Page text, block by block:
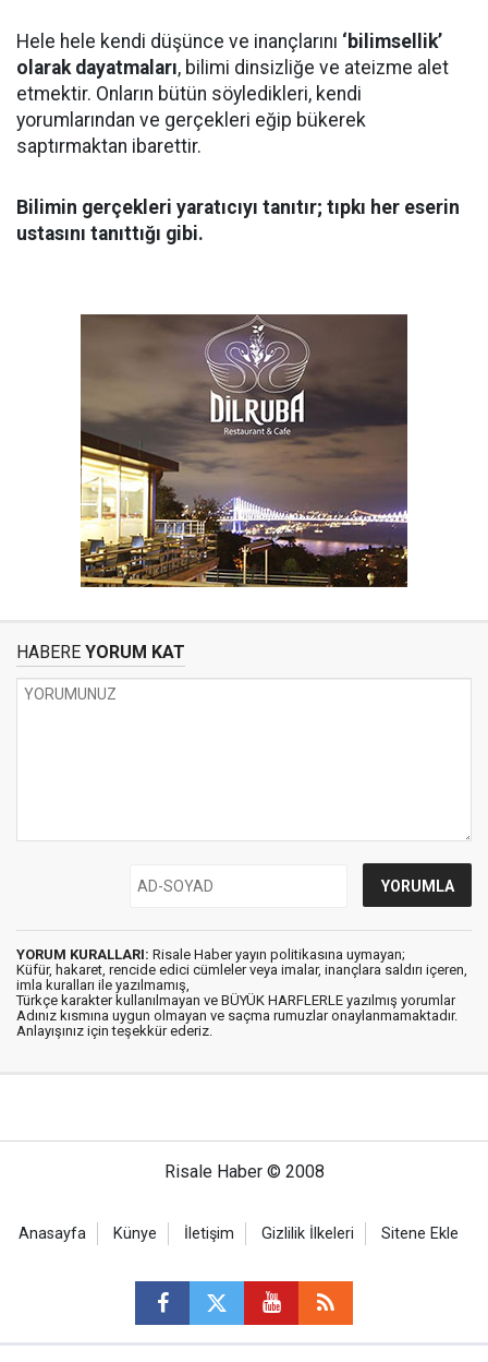
Hele hele kendi düşünce ve inançlarını ‘bilimsellik’
olarak dayatmaları, bilimi dinsizliğe ve ateizme alet
etmektir. Onların bütün söyledikleri, kendi
yorumlarından ve gerçekleri eğip bükerek
saptırmaktan ibarettir.
Bilimin gerçekleri yaratıcıyı tanıtır; tıpkı her eserin
ustasını tanıttığı gibi.
HABERE YORUM KAT
YORUM KURALLARI: Risale Haber yayın politikasına uymayan;
Küfür, hakaret, rencide edici cümleler veya imalar, inançlara saldırı içeren,
imla kuralları ile yazılmamış,
Türkçe karakter kullanılmayan ve BÜYÜK HARFLERLE yazılmış yorumlar
Adınız kısmına uygun olmayan ve saçma rumuzlar onaylanmamaktadır.
Anlayışınız için teşekkür ederiz.
Risale Haber © 2008
Anasayfa Künye İletişim Gizlilik İlkeleri Sitene Ekle